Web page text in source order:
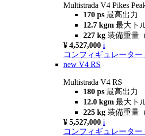
Multistrada V4 Pikes
170 ps 最高出力
12.7 kgm 最大ト
227 kg 装備重量
¥ 4,527,000 i
コンフィギュレーター
new V4 RS
Multistrada V4 RS
180 ps 最高出力
12.0 kgm 最大ト
225 kg 装備重量
¥ 5,527,000 i
コンフィギュレーター